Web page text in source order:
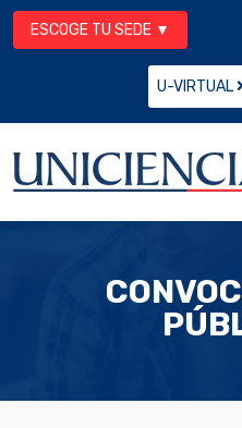
ESCOGE TU SEDE ▼
U-VIRTUAL